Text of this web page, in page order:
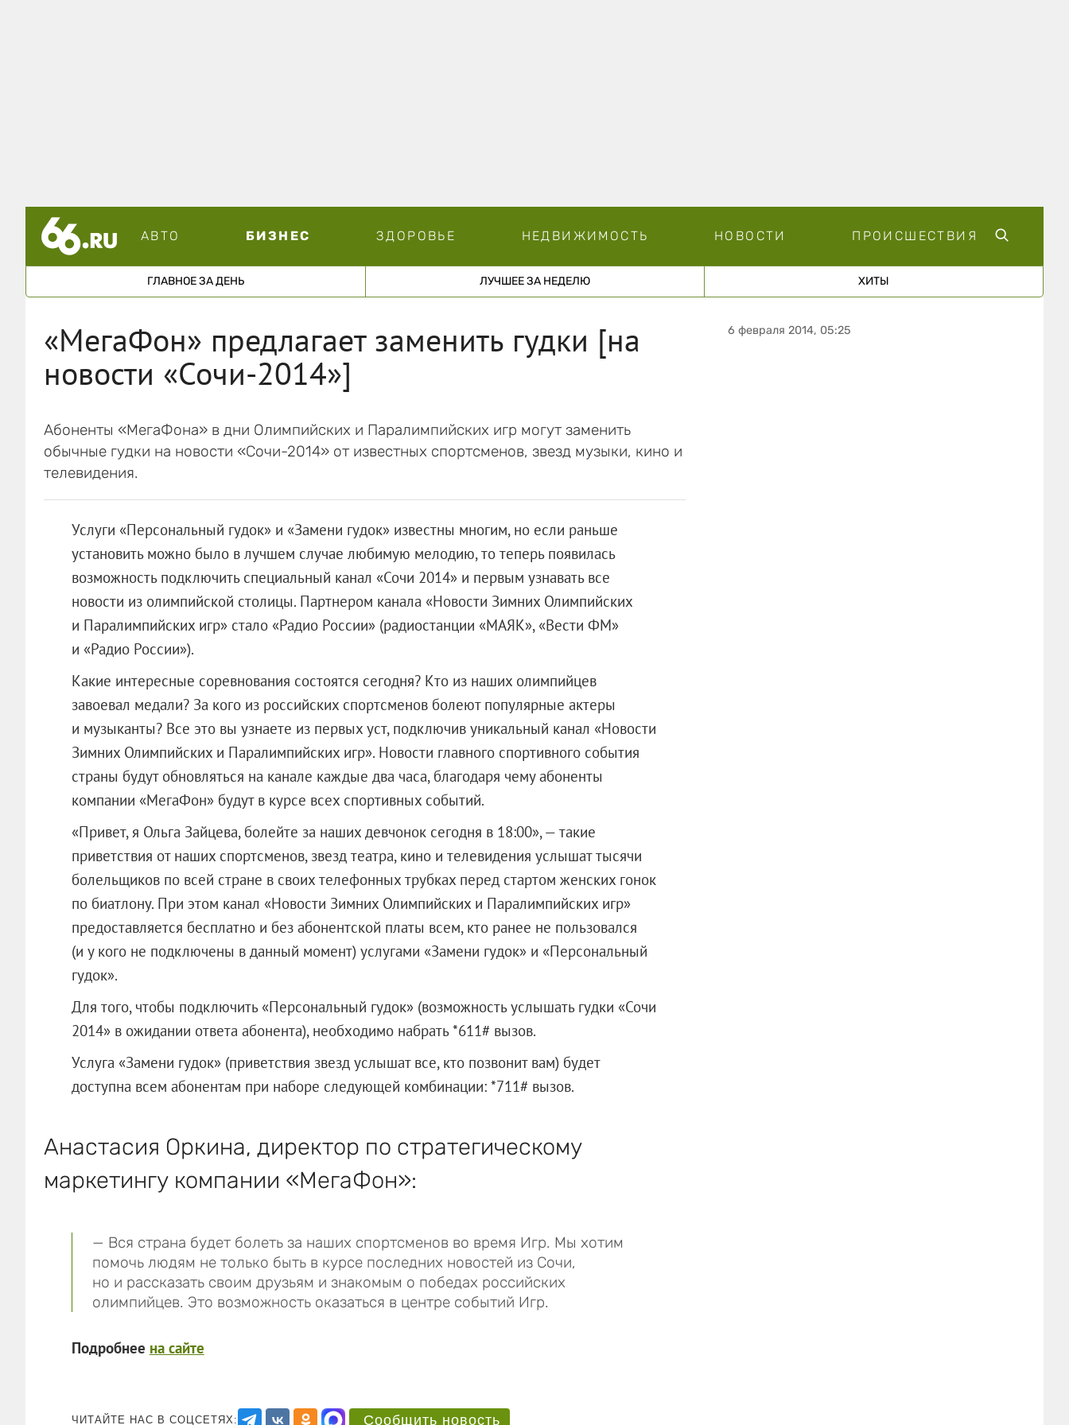
АВТО БИЗНЕС ЗДОРОВЬЕ НЕДВИЖИМОСТЬ НОВОСТИ ПРОИСШЕСТВИЯ
ГЛАВНОЕ ЗА ДЕНЬ ЛУЧШЕЕ ЗА НЕДЕЛЮ ХИТЫ
«МегаФон» предлагает заменить гудки [на
новости «Сочи-2014»]
Абоненты «МегаФона» в дни Олимпийских и Паралимпийских игр могут заменить
обычные гудки на новости «Сочи-2014» от известных спортсменов, звезд музыки, кино и
телевидения.
Услуги «Персональный гудок» и «Замени гудок» известны многим, но если раньше
установить можно было в лучшем случае любимую мелодию, то теперь появилась
возможность подключить специальный канал «Сочи 2014» и первым узнавать все
новости из олимпийской столицы. Партнером канала «Новости Зимних Олимпийских
и Паралимпийских игр» стало «Радио России» (радиостанции «МАЯК», «Вести ФМ»
и «Радио России»).
Какие интересные соревнования состоятся сегодня? Кто из наших олимпийцев
завоевал медали? За кого из российских спортсменов болеют популярные актеры
и музыканты? Все это вы узнаете из первых уст, подключив уникальный канал «Новости
Зимних Олимпийских и Паралимпийских игр». Новости главного спортивного события
страны будут обновляться на канале каждые два часа, благодаря чему абоненты
компании «МегаФон» будут в курсе всех спортивных событий.
«Привет, я Ольга Зайцева, болейте за наших девчонок сегодня в 18:00», — такие
приветствия от наших спортсменов, звезд театра, кино и телевидения услышат тысячи
болельщиков по всей стране в своих телефонных трубках перед стартом женских гонок
по биатлону. При этом канал «Новости Зимних Олимпийских и Паралимпийских игр»
предоставляется бесплатно и без абонентской платы всем, кто ранее не пользовался
(и у кого не подключены в данный момент) услугами «Замени гудок» и «Персональный
гудок».
Для того, чтобы подключить «Персональный гудок» (возможность услышать гудки «Сочи
2014» в ожидании ответа абонента), необходимо набрать *611# вызов.
Услуга «Замени гудок» (приветствия звезд услышат все, кто позвонит вам) будет
доступна всем абонентам при наборе следующей комбинации: *711# вызов.
Анастасия Оркина, директор по стратегическому
маркетингу компании «МегаФон»:
— Вся страна будет болеть за наших спортсменов во время Игр. Мы хотим
помочь людям не только быть в курсе последних новостей из Сочи,
но и рассказать своим друзьям и знакомым о победах российских
олимпийцев. Это возможность оказаться в центре событий Игр.
Подробнее на сайте
ЧИТАЙТЕ НАС В СОЦСЕТЯХ: Сообщить новость
6 февраля 2014, 05:25